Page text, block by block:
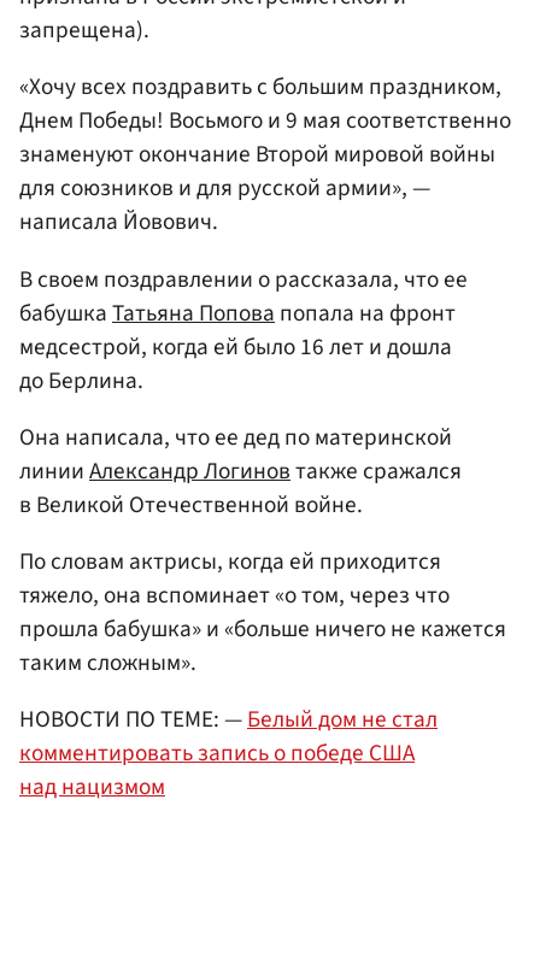
запрещена).
«Хочу всеx поздравить c большим праздником,
Днем Победы! Восьмого и 9 мая соответственно
знаменуют окончание Второй мировой войны
для союзников и для русской армии», —
написала Йовович.
В своем поздравлении о рассказала, что ее
бабушкаТатьяна Попова попала на фронт
медсестрой, когда ей было 16 лет и дошла
до Берлина.
Она написала, что ее дед по материнской
линииАлександр Логиновтакже сражался
в Великой Отечественной войне.
По словам актрисы, когда ей приходится
тяжело, она вспоминает «о том, через что
прошла бабушка» и «больше ничего не кажется
таким сложным».
НОВОСТИ ПО ТЕМЕ: —Белый дом не стал
комментировать запись о победе США
над нацизмом